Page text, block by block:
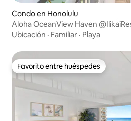
Condo en Honolulu
Aloha OceanView Haven
estacionamiento
Ubicación · Familiar · Playa
Favorito entre huéspedes
Favorito entre huéspedes